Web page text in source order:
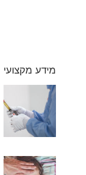
מידע מקצועי